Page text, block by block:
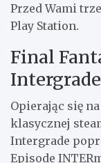
Przed Wami
Play Station.
Final
Intergrade
Opierając się
klasycznej
Intergrade
Episode